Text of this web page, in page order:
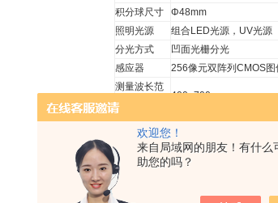
欢迎您！
来自局域网的朋友！有什么
助您的吗？
积分球尺寸
Φ48mm
照明光源
组合LED光源，UV光源
分光方式
凹面光栅分光
感应器
256像元双阵列CMOS图
测量波长范
围
400~700nm
波长间隔
10nm
半带宽
10nm
反射率测定
范围
0~200%
测量口径
双口径：MAV:Φ8mm/